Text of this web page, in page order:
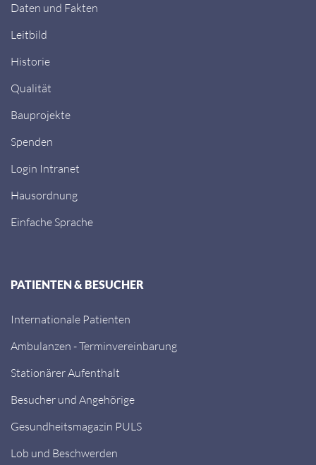
Daten und Fakten
Leitbild
Historie
Qualität
Bauprojekte
Spenden
Login Intranet
Hausordnung
Einfache Sprache
PATIENTEN & BESUCHER
Internationale Patienten
Ambulanzen - Terminvereinbarung
Stationärer Aufenthalt
Besucher und Angehörige
Gesundheitsmagazin PULS
Lob und Beschwerden